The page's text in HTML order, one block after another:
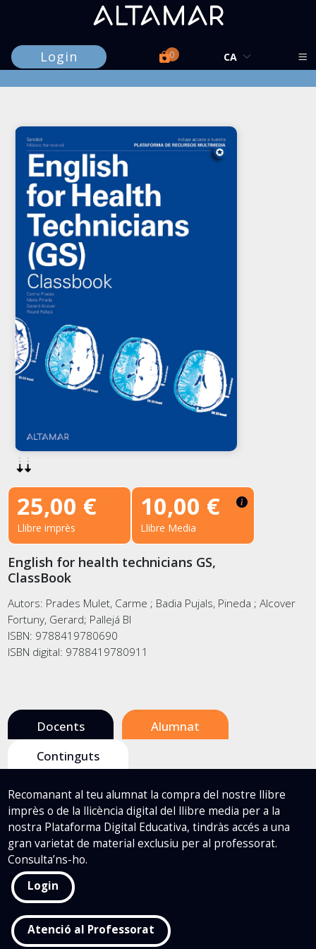
Login 0
25,00 €
Llibre imprès
10,00 €
Llibre Media
English for health technicians GS,
ClassBook
Autors: Prades Mulet, Carme ; Badia Pujals, Pineda ; Alcover
Fortuny, Gerard; Pallejá Bl
ISBN: 9788419780690
ISBN digital: 9788419780911
Docents
Alumnat
Continguts
Recomanant al teu alumnat la compra del nostre llibre
imprès o de la llicència digital del llibre media per a la
nostra Plataforma Digital Educativa, tindràs accés a una
gran varietat de material exclusiu per al professorat.
Consulta’ns-ho.
Login
Atenció al Professorat